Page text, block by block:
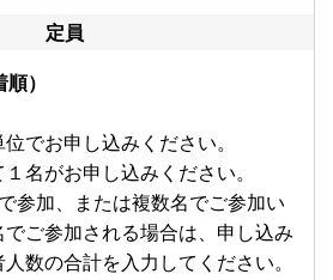
定員
）
でお申し込みください。
名がお申し込みください。
参加、または複数名でご参加い
ご参加される場合は、申し込み
数の合計を入力してください。